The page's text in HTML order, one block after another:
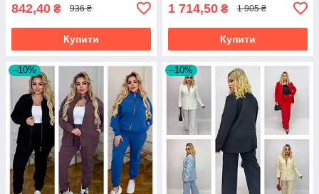
842,40 ₴ 936 ₴
Купити
1 714,50 ₴ 1 905 ₴
Купити
–10% –10%